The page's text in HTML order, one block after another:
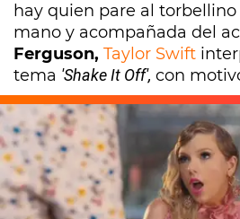
hay quien pare al
mano y acompañada del
Ferguson, Taylor Swift
tema 'Shake It Off', con